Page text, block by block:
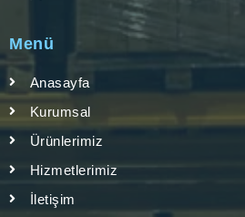
Menü
Anasayfa
Kurumsal
Ürünlerimiz
Hizmetlerimiz
İletişim